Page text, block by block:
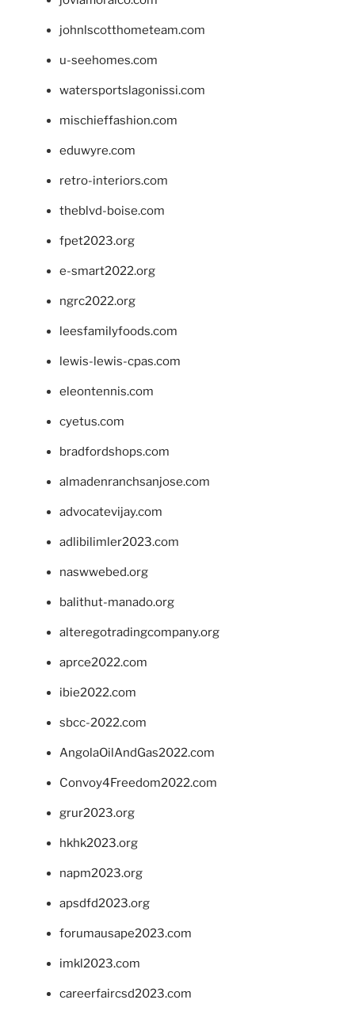
johnlscotthometeam.com
u-seehomes.com
watersportslagonissi.com
mischieffashion.com
eduwyre.com
retro-interiors.com
theblvd-boise.com
fpet2023.org
e-smart2022.org
ngrc2022.org
leesfamilyfoods.com
lewis-lewis-cpas.com
eleontennis.com
cyetus.com
bradfordshops.com
almadenranchsanjose.com
advocatevijay.com
adlibilimler2023.com
naswwebed.org
balithut-manado.org
alteregotradingcompany.org
aprce2022.com
ibie2022.com
sbcc-2022.com
AngolaOilAndGas2022.com
Convoy4Freedom2022.com
grur2023.org
hkhk2023.org
napm2023.org
apsdfd2023.org
forumausape2023.com
imkl2023.com
careerfaircsd2023.com